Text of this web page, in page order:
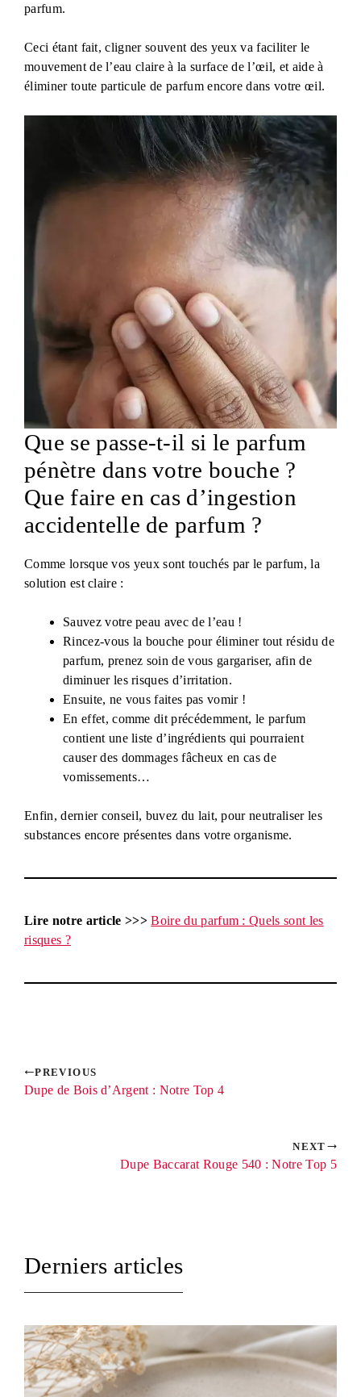
parfum.
Ceci étant fait, cligner souvent des yeux va faciliter le
mouvement de l’eau claire à la surface de l’œil, et aide à
éliminer toute particule de parfum encore dans votre œil.
Que se passe-t-il si le parfum
pénètre dans votre bouche ?
Que faire en cas d’ingestion
accidentelle de parfum ?
Comme lorsque vos yeux sont touchés par le parfum, la
solution est claire :
Sauvez votre peau avec de l’eau !
Rincez-vous la bouche pour éliminer tout résidu de
parfum, prenez soin de vous gargariser, afin de
diminuer les risques d’irritation.
Ensuite, ne vous faites pas vomir !
En effet, comme dit précédemment, le parfum
contient une liste d’ingrédients qui pourraient
causer des dommages fâcheux en cas de
vomissements…
Enfin, dernier conseil, buvez du lait, pour neutraliser les
substances encore présentes dans votre organisme.
Lire notre article >>> Boire du parfum : Quels sont les
risques ?
PREVIOUS
Dupe de Bois d’Argent : Notre Top 4
NEXT
Dupe Baccarat Rouge 540 : Notre Top 5
Derniers articles